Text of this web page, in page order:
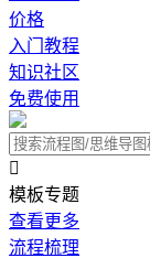
价格
入门教程
知识社区
免费使用

模板专题
查看更多
流程梳理